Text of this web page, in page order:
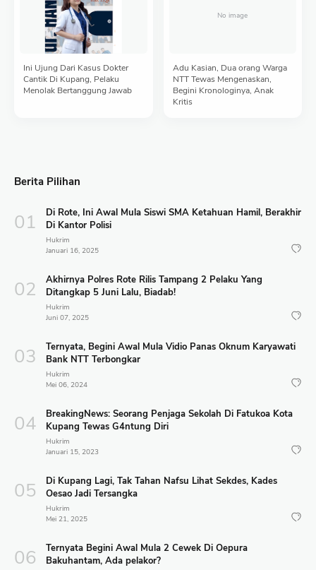
Ini Ujung Dari Kasus Dokter
Cantik Di Kupang, Pelaku
Menolak Bertanggung Jawab
Adu Kasian, Dua orang Warga
NTT Tewas Mengenaskan,
Begini Kronologinya, Anak
Kritis
Berita Pilihan
Di Rote, Ini Awal Mula Siswi SMA Ketahuan Hamil, Berakhir
Di Kantor Polisi
Hukrim
Januari 16, 2025
Akhirnya Polres Rote Rilis Tampang 2 Pelaku Yang
Ditangkap 5 Juni Lalu, Biadab!
Hukrim
Juni 07, 2025
Ternyata, Begini Awal Mula Vidio Panas Oknum Karyawati
Bank NTT Terbongkar
Hukrim
Mei 06, 2024
BreakingNews: Seorang Penjaga Sekolah Di Fatukoa Kota
Kupang Tewas G4ntung Diri
Hukrim
Januari 15, 2023
Di Kupang Lagi, Tak Tahan Nafsu Lihat Sekdes, Kades
Oesao Jadi Tersangka
Hukrim
Mei 21, 2025
Ternyata Begini Awal Mula 2 Cewek Di Oepura
Bakuhantam, Ada pelakor?